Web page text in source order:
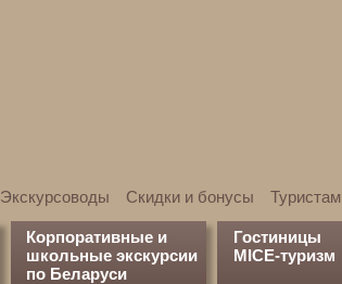
Экскурсоводы Скидки и бонусы Туристам
Корпоративные и
школьные экскурсии
по Беларуси
Гостиницы
MICE-туризм